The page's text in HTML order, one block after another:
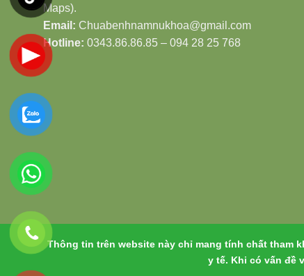
Maps).
Email: Chuabenhnamnukhoa@gmail.com
Hotline: 0343.86.86.85 – 094 28 25 768
Thông tin trên website này chỉ mang tính chất tham
y tế. Khi có vấn đề